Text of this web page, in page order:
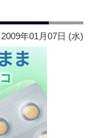
2009年01月07日 (水)